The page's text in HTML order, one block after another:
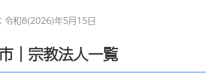
令和8(2026)年5月15日
｜宗教法人一覧